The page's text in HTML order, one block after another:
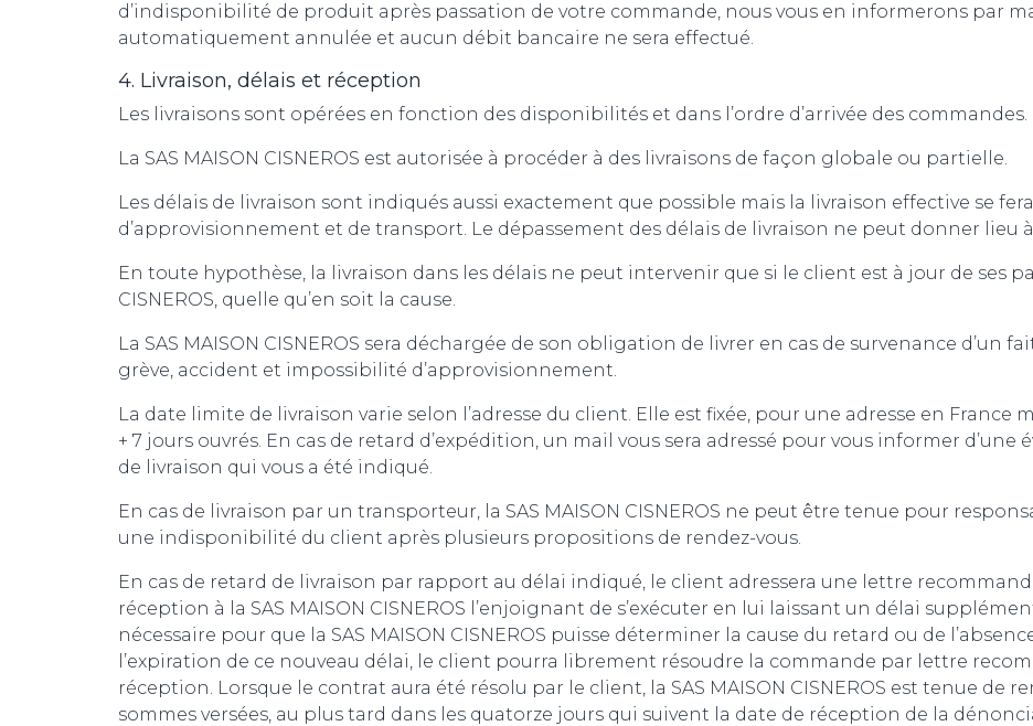
d’indisponibilité de produit après passation de votre commande, nous vous en informerons par
automatiquement annulée et aucun débit bancaire ne sera effectué.
4. Livraison, délais et réception
Les livraisons sont opérées en fonction des disponibilités et dans l’ordre d’arrivée des commandes.
La SAS MAISON CISNEROS est autorisée à procéder à des livraisons de façon globale ou partielle.
Les délais de livraison sont indiqués aussi exactement que possible mais la livraison effective se
d’approvisionnement et de transport. Le dépassement des délais de livraison ne peut donner lieu
En toute hypothèse, la livraison dans les délais ne peut intervenir que si le client est à jour de ses
CISNEROS, quelle qu’en soit la cause.
La SAS MAISON CISNEROS sera déchargée de son obligation de livrer en cas de survenance d’un
grève, accident et impossibilité d’approvisionnement.
La date limite de livraison varie selon l’adresse du client. Elle est fixée, pour une adresse en
+ 7 jours ouvrés. En cas de retard d’expédition, un mail vous sera adressé pour vous informer
de livraison qui vous a été indiqué.
En cas de livraison par un transporteur, la SAS MAISON CISNEROS ne peut être tenue pour
une indisponibilité du client après plusieurs propositions de rendez-vous.
En cas de retard de livraison par rapport au délai indiqué, le client adressera une lettre
réception à la SAS MAISON CISNEROS l’enjoignant de s’exécuter en lui laissant un délai
nécessaire pour que la SAS MAISON CISNEROS puisse déterminer la cause du retard ou de
l’expiration de ce nouveau délai, le client pourra librement résoudre la commande par lettre
réception. Lorsque le contrat aura été résolu par le client, la SAS MAISON CISNEROS est tenue de
sommes versées, au plus tard dans les quatorze jours qui suivent la date de réception de la